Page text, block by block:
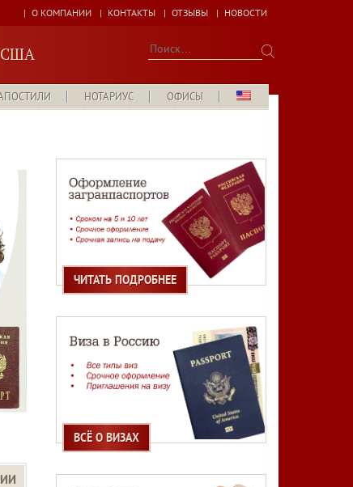
О КОМПАНИИ КОНТАКТЫ ОТЗЫВЫ НОВОСТИ
США
НОТАРИУС ОФИСЫ
ЧИТАТЬ ПОДРОБНЕЕ
ВСЁ О ВИЗАХ